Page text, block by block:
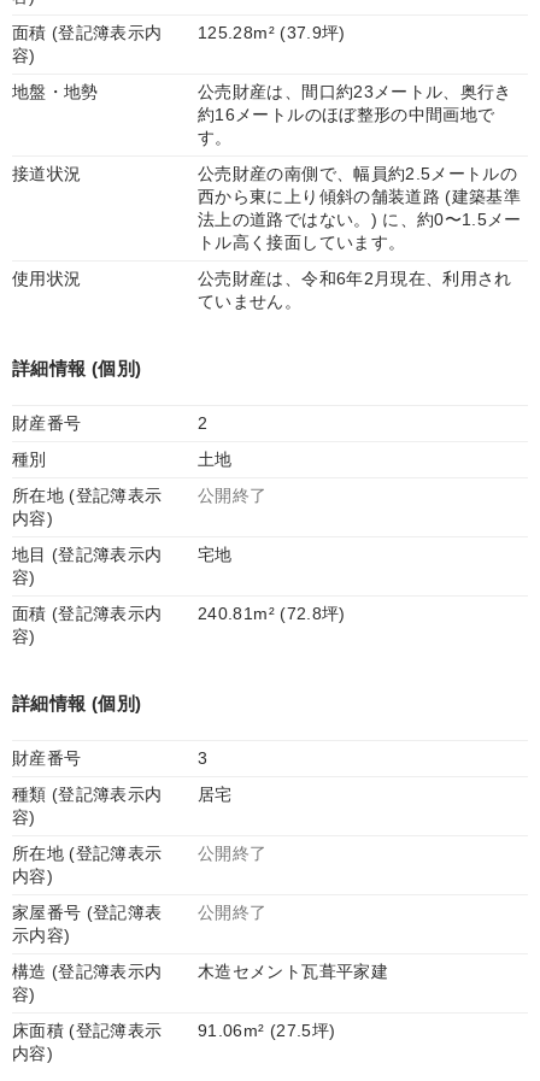
面積 (登記簿表示内
容)
125.28m² (37.9坪)
地盤・地勢
公売財産は、間口約23メートル、奥行き
約16メートルのほぼ整形の中間画地で
す。
接道状況
公売財産の南側で、幅員約2.5メートルの
西から東に上り傾斜の舗装道路 (建築基準
法上の道路ではない。) に、約0〜1.5メー
トル高く接面しています。
使用状況
公売財産は、令和6年2月現在、利用され
ていません。
詳細情報 (個別)
財産番号
2
種別
土地
所在地 (登記簿表示
内容)
公開終了
地目 (登記簿表示内
容)
宅地
面積 (登記簿表示内
容)
240.81m² (72.8坪)
詳細情報 (個別)
財産番号
3
種類 (登記簿表示内
容)
居宅
所在地 (登記簿表示
内容)
公開終了
家屋番号 (登記簿表
示内容)
公開終了
構造 (登記簿表示内
容)
木造セメント瓦葺平家建
床面積 (登記簿表示
内容)
91.06m² (27.5坪)